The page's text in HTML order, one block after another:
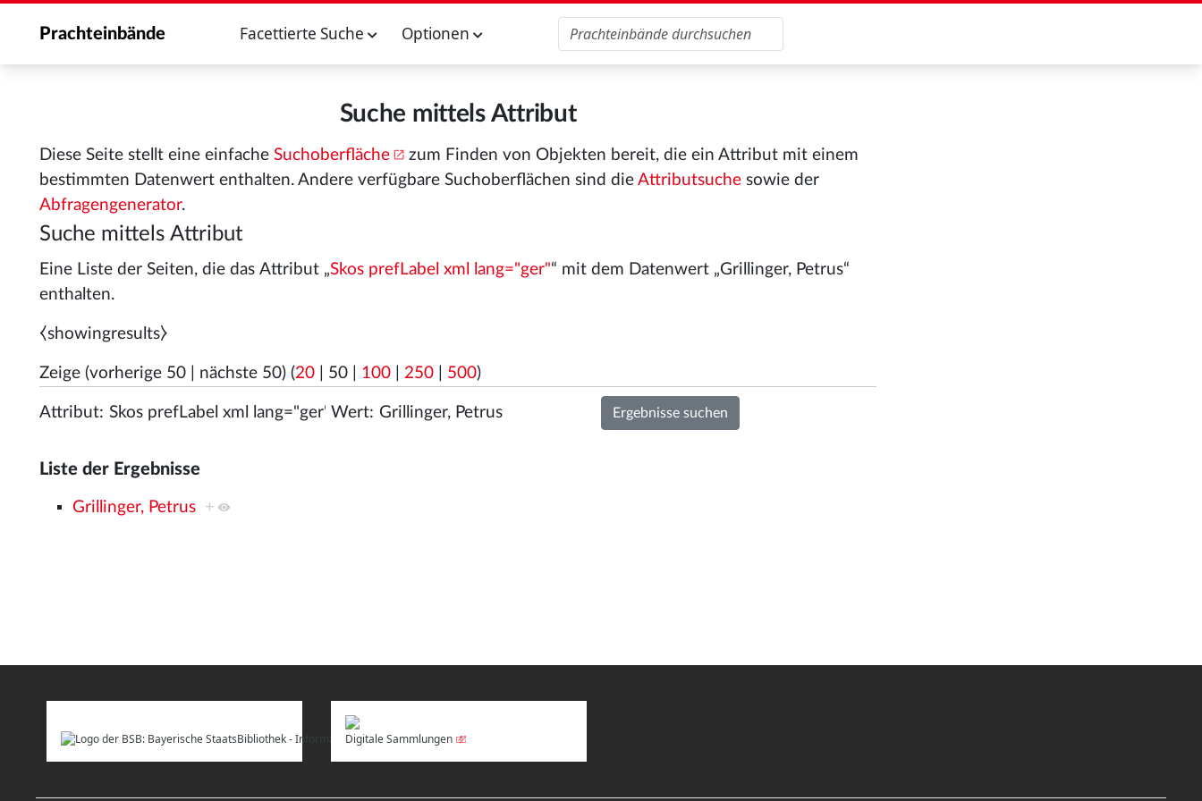
Prachteinbände Facettierte Suche Optionen
Suche mittels Attribut
Diese Seite stellt eine einfache Suchoberfläche
zum Finden von Objekten bereit, die ein Attribut mit einem
bestimmten Datenwert enthalten. Andere verfügbare Suchoberflächen sind die Attributsuche sowie der
Abfragengenerator.
Suche mittels Attribut
Eine Liste der Seiten, die das Attribut „Skos prefLabel xml lang="ger"“ mit dem Datenwert „Grillinger, Petrus“
enthalten.
⧼showingresults⧽
Zeige (vorherige 50 nächste 50) (20 50 100 250 500)
Attribut: Wert:
Liste der Ergebnisse
Grillinger, Petrus +
Digitale Sammlungen